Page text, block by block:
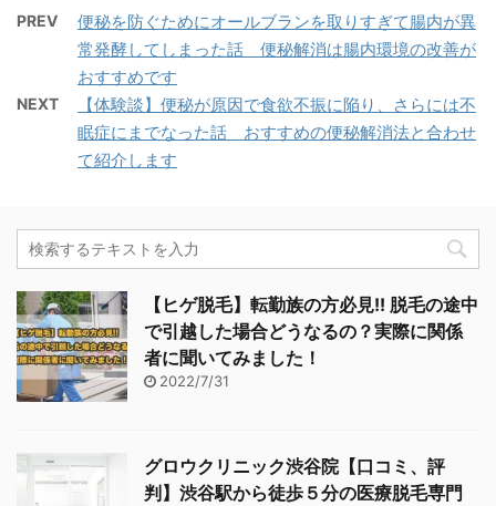
PREV
便秘を防ぐためにオールブランを取りすぎて腸内が異
常発酵してしまった話 便秘解消は腸内環境の改善が
おすすめです
NEXT
【体験談】便秘が原因で食欲不振に陥り、さらには不
眠症にまでなった話 おすすめの便秘解消法と合わせ
て紹介します
【ヒゲ脱毛】転勤族の方必見!! 脱毛の途中
で引越した場合どうなるの？実際に関係
者に聞いてみました！
2022/7/31
グロウクリニック渋谷院【口コミ、評
判】渋谷駅から徒歩５分の医療脱毛専門